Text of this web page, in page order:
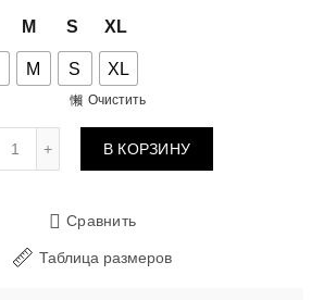
M S XL
M S XL
Очистить
В КОРЗИНУ
Сравнить
Таблица размеров